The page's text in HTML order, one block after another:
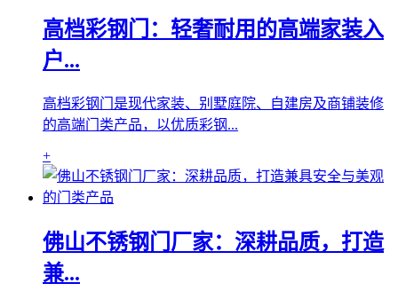
高档彩钢门：轻奢耐用的高端家装入
户...
高档彩钢门是现代家装、别墅庭院、自建房及商铺装修
的高端门类产品，以优质彩钢...
+
佛山不锈钢门厂家：深耕品质，打造
兼...